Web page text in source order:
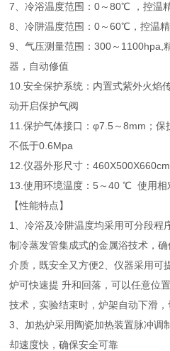
7、冷浴温度范围：0～80℃ ，控温
8、冷阱温度范围：0～60℃，控温
9、气压测量范围：300～1100hpa,
器，自动修值
10.安全保护系统：内置式紫外火焰
动开启保护气阀
11.保护气体接口：φ7.5～8mm；保
不低于0.6Mpa
12.仪器外形尺寸：
13.使用环境温度：5～40 ℃ 使用相
【性能特点】
1、冷浴及冷阱温度均采用可分段程
制冷蒸发管集成式的金属浴技术，
介质，既安全又方便2、仪器采用可
炉可快速提 升和回落，可以任意位
技术，实验结束时，炉架自动下滑
3、加热炉采用陶瓷加热装置脉冲调
却速度快，确保安全可靠